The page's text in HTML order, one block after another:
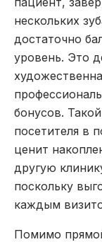
нескольких
достаточно
уровень. Это
бонусов.
посетителя в
ценит
другую
поскольку
каждым
Помимо